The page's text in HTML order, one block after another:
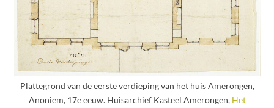
Plattegrond van de eerste verdieping van het huis Amerongen,
Anoniem, 17e eeuw. Huisarchief Kasteel Amerongen, Het